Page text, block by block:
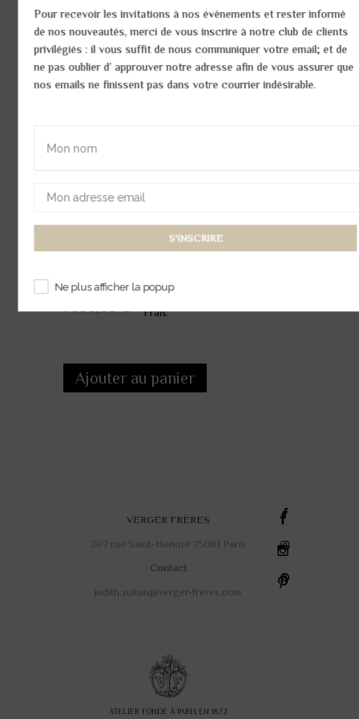
Pendentif Princesse Serti diamant
Réf:64PEND047OG-V2
Or blanc : env.3,4 gr
1 300,00 €
Frais.
Ajouter au panier
Pour recevoir les invitations à nos évènements et rester informé
de nos nouveautés, merci de vous inscrire à notre club de clients
privilégiés : il vous suffit de nous communiquer votre email; et de
ne pas oublier d’ approuver notre adresse afin de vous assurer que
nos emails ne finissent pas dans votre courrier indésirable.
Ne plus afficher la popup
VERGER FRÈRES
207 rue Saint-Honoré 75001 Paris
Contact
judith.sultan@verger-freres.com
ATELIER FONDÉ À PARIS EN 1872